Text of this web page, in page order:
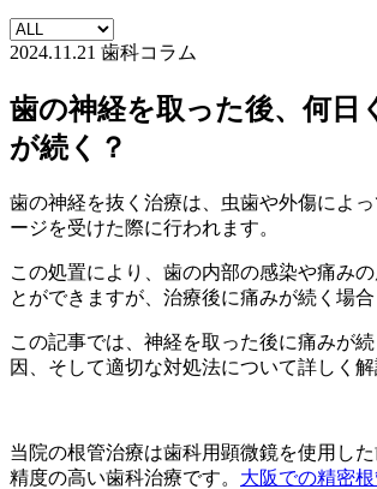
2024.11.21 歯科コラム
歯の神経を取った後、何日
が続く？
歯の神経を抜く治療は、虫歯や外傷によ
ージを受けた際に行われます。
この処置により、歯の内部の感染や痛み
とができますが、治療後に痛みが続く場合
この記事では、神経を取った後に痛みが
因、そして適切な対処法について詳しく解
当院の根管治療は歯科用顕微鏡を使用し
精度の高い歯科治療です。 大阪での精密